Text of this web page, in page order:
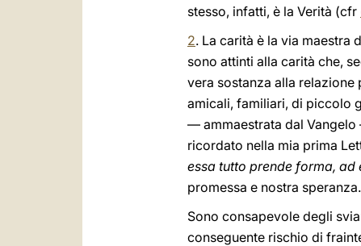
stesso, infatti, è la Verità (cfr
2. La carità è la via maestra
sono attinti alla carità che,
vera sostanza alla
amicali, familiari, di piccolo
— ammaestrata dal
ricordato nella mia prima
essa tutto prende forma, ad
promessa e nostra speranza.
Sono consapevole degli
conseguente rischio di